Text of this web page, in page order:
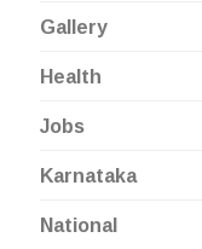
Gallery
Health
Jobs
Karnataka
National